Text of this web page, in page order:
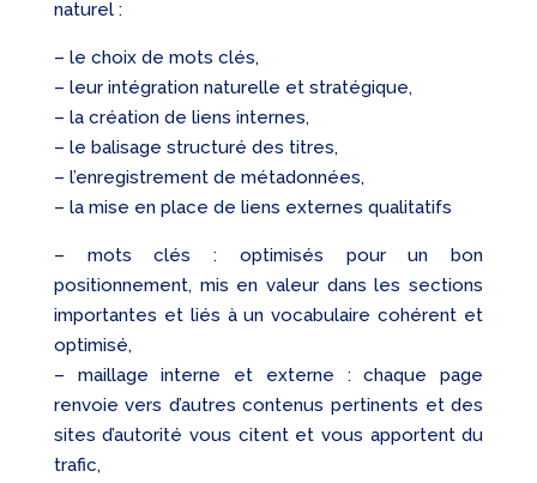
naturel :
– le choix de mots clés,
– leur intégration naturelle et stratégique,
– la création de liens internes,
– le balisage structuré des titres,
– l’enregistrement de métadonnées,
– la mise en place de liens externes qualitatifs
– mots clés : optimisés pour un bon
positionnement, mis en valeur dans les sections
importantes et liés à un vocabulaire cohérent et
optimisé,
– maillage interne et externe : chaque page
renvoie vers d’autres contenus pertinents et des
sites d’autorité vous citent et vous apportent du
trafic,